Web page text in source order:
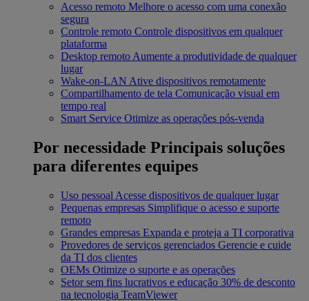
Acesso remoto Melhore o acesso com uma conexão
segura
Controle remoto Controle dispositivos em qualquer
plataforma
Desktop remoto Aumente a produtividade de qualquer
lugar
Wake-on-LAN Ative dispositivos remotamente
Compartilhamento de tela Comunicação visual em
tempo real
Smart Service Otimize as operações pós-venda
Por necessidade Principais soluções
para diferentes equipes
Uso pessoal Acesse dispositivos de qualquer lugar
Pequenas empresas Simplifique o acesso e suporte
remoto
Grandes empresas Expanda e proteja a TI corporativa
Provedores de serviços gerenciados Gerencie e cuide
da TI dos clientes
OEMs Otimize o suporte e as operações
Setor sem fins lucrativos e educação 30% de desconto
na tecnologia TeamViewer